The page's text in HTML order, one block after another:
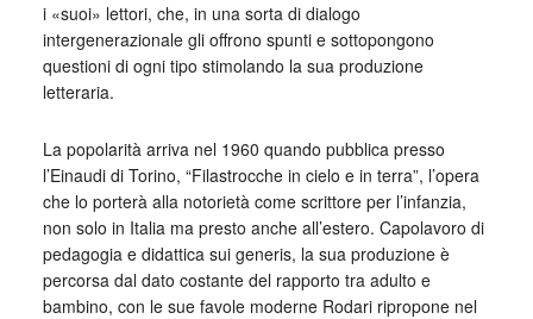
i «suoi» lettori, che, in una sorta di dialogo
intergenerazionale gli offrono spunti e sottopongono
questioni di ogni tipo stimolando la sua produzione
letteraria.
La popolarità arriva nel 1960 quando pubblica presso
l’Einaudi di Torino, “Filastrocche in cielo e in terra”, l’opera
che lo porterà alla notorietà come scrittore per l’infanzia,
non solo in Italia ma presto anche all’estero. Capolavoro di
pedagogia e didattica sui generis, la sua produzione è
percorsa dal dato costante del rapporto tra adulto e
bambino, con le sue favole moderne Rodari ripropone nel